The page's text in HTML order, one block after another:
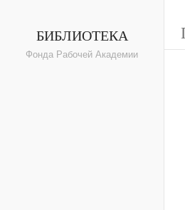
БИБЛИОТЕКА
Фонда Рабочей Академии